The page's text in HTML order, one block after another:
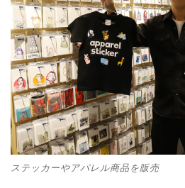
ステッカーやアパレル商品を販売